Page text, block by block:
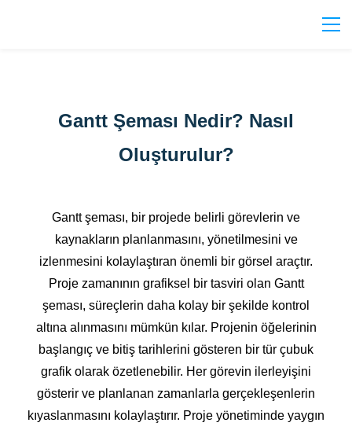
Gantt Şeması Nedir? Nasıl
Oluşturulur?
Gantt şeması, bir projede belirli görevlerin ve
kaynakların planlanmasını, yönetilmesini ve
izlenmesini kolaylaştıran önemli bir görsel araçtır.
Proje zamanının grafiksel bir tasviri olan Gantt
şeması, süreçlerin daha kolay bir şekilde kontrol
altına alınmasını mümkün kılar. Projenin öğelerinin
başlangıç ve bitiş tarihlerini gösteren bir tür çubuk
grafik olarak özetlenebilir. Her görevin ilerleyişini
gösterir ve planlanan zamanlarla gerçekleşenlerin
kıyaslanmasını kolaylaştırır. Proje yönetiminde yaygın